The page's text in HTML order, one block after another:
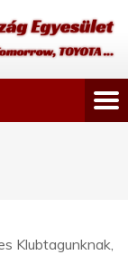
Klubtagunknak,